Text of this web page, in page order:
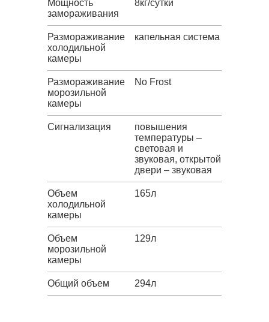
Мощность
замораживания
8кг/сутки
Размораживание
холодильной
камеры
капельная система
Размораживание
морозильной
камеры
No Frost
Сигнализация
повышения
температуры –
световая и
звуковая, открытой
двери – звуковая
Объем
холодильной
камеры
165л
Объем
морозильной
камеры
129л
Общий объем 294л